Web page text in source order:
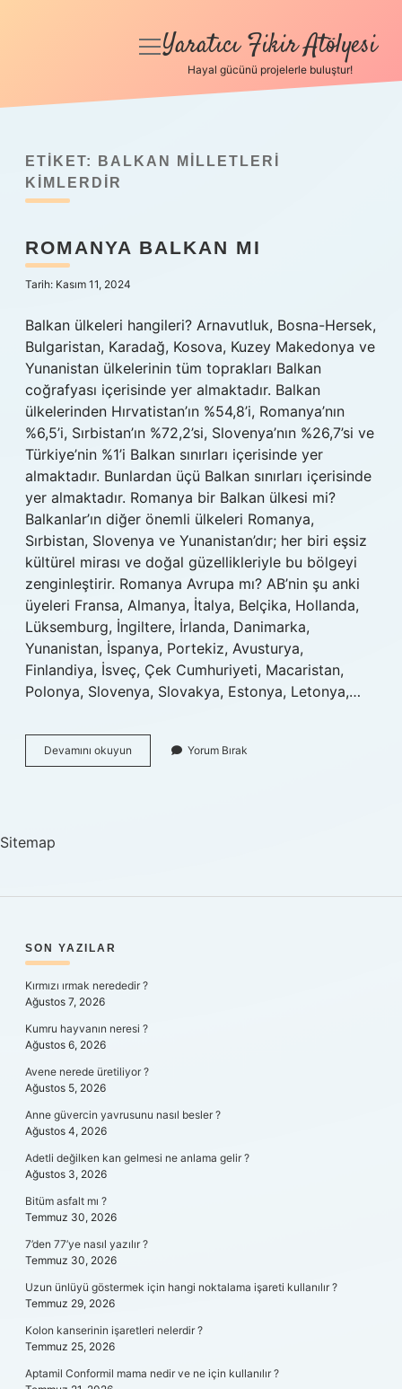
Anasayfa
Yasal Uyarı
menüyü
Yaratıcı Fikir Atölyesi
Hayal gücünü projelerle buluştur!
ETIKET:
BALKAN MILLETLERI
KIMLERDIR
ROMANYA BALKAN MI
Tarih: Kasım 11, 2024
Balkan ülkeleri hangileri? Arnavutluk, Bosna-Hersek,
Bulgaristan, Karadağ, Kosova, Kuzey Makedonya ve
Yunanistan ülkelerinin tüm toprakları Balkan
coğrafyası içerisinde yer almaktadır. Balkan
ülkelerinden Hırvatistan’ın %54,8’i, Romanya’nın
%6,5’i, Sırbistan’ın %72,2’si, Slovenya’nın %26,7’si ve
Türkiye’nin %1’i Balkan sınırları içerisinde yer
almaktadır. Bunlardan üçü Balkan sınırları içerisinde
yer almaktadır. Romanya bir Balkan ülkesi mi?
Balkanlar’ın diğer önemli ülkeleri Romanya,
Sırbistan, Slovenya ve Yunanistan’dır; her biri eşsiz
kültürel mirası ve doğal güzellikleriyle bu bölgeyi
zenginleştirir. Romanya Avrupa mı? AB’nin şu anki
üyeleri Fransa, Almanya, İtalya, Belçika, Hollanda,
Lüksemburg, İngiltere, İrlanda, Danimarka,
Yunanistan, İspanya, Portekiz, Avusturya,
Finlandiya, İsveç, Çek Cumhuriyeti, Macaristan,
Polonya, Slovenya, Slovakya, Estonya, Letonya,…
Devamını okuyun Romanya
Balkan
Yorum Bırak
Sitemap
SIDEBAR
SON YAZILAR
Kırmızı ırmak nerededir ?
Ağustos 7, 2026
Kumru hayvanın neresi ?
Ağustos 6, 2026
Avene nerede üretiliyor ?
Ağustos 5, 2026
Anne güvercin yavrusunu nasıl besler ?
Ağustos 4, 2026
Adetli değilken kan gelmesi ne anlama gelir ?
Ağustos 3, 2026
Bitüm asfalt mı ?
Temmuz 30, 2026
7’den 77’ye nasıl yazılır ?
Temmuz 30, 2026
Uzun ünlüyü göstermek için hangi noktalama işareti kullanılır ?
Temmuz 29, 2026
Kolon kanserinin işaretleri nelerdir ?
Temmuz 25, 2026
Aptamil Conformil mama nedir ve ne için kullanılır ?